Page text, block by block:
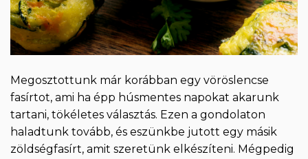
Megosztottunk már korábban egy vöröslencse
fasírtot, ami ha épp húsmentes napokat akarunk
tartani, tökéletes választás. Ezen a gondolaton
haladtunk tovább, és eszünkbe jutott egy másik
zöldségfasírt, amit szeretünk elkészíteni. Mégpedig